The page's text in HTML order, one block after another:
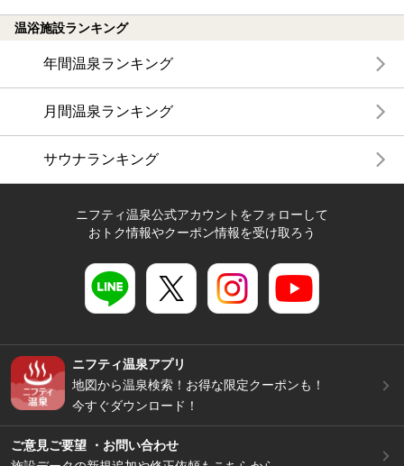
温浴施設ランキング
年間温泉ランキング
月間温泉ランキング
サウナランキング
ニフティ温泉公式アカウントをフォローして
おトク情報やクーポン情報を受け取ろう
ニフティ温泉アプリ
地図から温泉検索！お得な限定クーポンも！
今すぐダウンロード！
ご意見ご要望 ・お問い合わせ